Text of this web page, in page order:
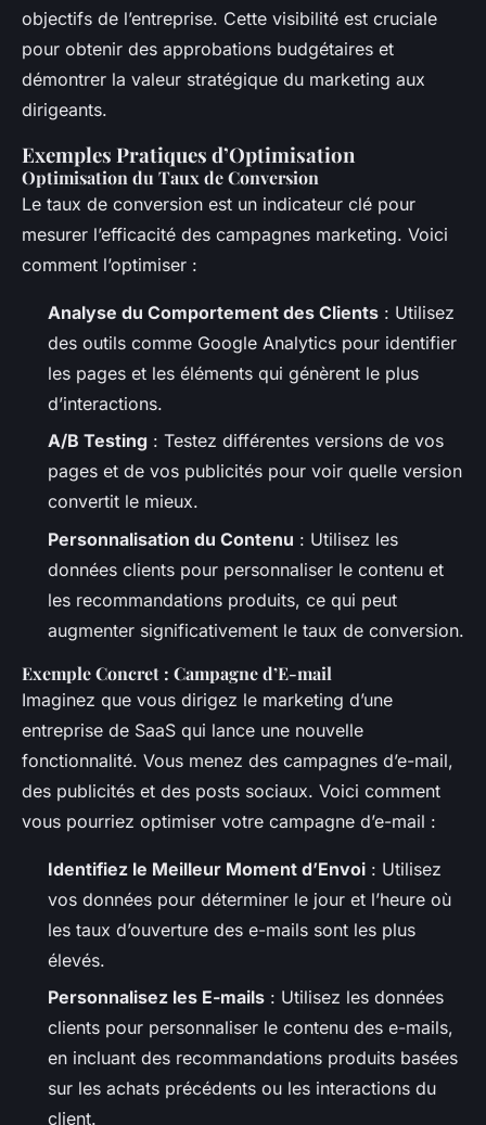
objectifs de l’entreprise. Cette visibilité est cruciale
pour obtenir des approbations budgétaires et
démontrer la valeur stratégique du marketing aux
dirigeants.
Exemples Pratiques d’Optimisation
Optimisation du Taux de Conversion
Le taux de conversion est un indicateur clé pour
mesurer l’efficacité des campagnes marketing. Voici
comment l’optimiser :
Analyse du Comportement des Clients : Utilisez
des outils comme Google Analytics pour identifier
les pages et les éléments qui génèrent le plus
d’interactions.
A/B Testing : Testez différentes versions de vos
pages et de vos publicités pour voir quelle version
convertit le mieux.
Personnalisation du Contenu : Utilisez les
données clients pour personnaliser le contenu et
les recommandations produits, ce qui peut
augmenter significativement le taux de conversion.
Exemple Concret : Campagne d’E-mail
Imaginez que vous dirigez le marketing d’une
entreprise de SaaS qui lance une nouvelle
fonctionnalité. Vous menez des campagnes d’e-mail,
des publicités et des posts sociaux. Voici comment
vous pourriez optimiser votre campagne d’e-mail :
Identifiez le Meilleur Moment d’Envoi : Utilisez
vos données pour déterminer le jour et l’heure où
les taux d’ouverture des e-mails sont les plus
élevés.
Personnalisez les E-mails : Utilisez les données
clients pour personnaliser le contenu des e-mails,
en incluant des recommandations produits basées
sur les achats précédents ou les interactions du
client.